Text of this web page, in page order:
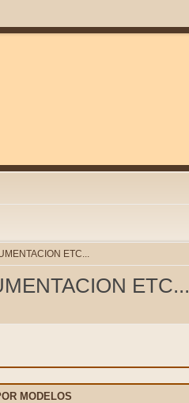
ETC...
ETC...
MODELOS